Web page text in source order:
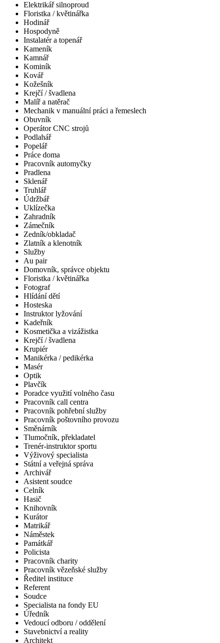
Elektrikář silnoproud
Floristka / květinářka
Hodinář
Hospodyně
Instalatér a topenář
Kameník
Kamnář
Kominík
Kovář
Kožešník
Krejčí / švadlena
Malíř a natěrač
Mechanik v manuální práci a řemeslech
Obuvník
Operátor CNC strojů
Podlahář
Popelář
Práce doma
Pracovník automyčky
Pradlena
Sklenář
Truhlář
Údržbář
Uklízečka
Zahradník
Zámečník
Zedník/obkladač
Zlatník a klenotník
Služby
Au pair
Domovník, správce objektu
Floristka / květinářka
Fotograf
Hlídání dětí
Hosteska
Instruktor lyžování
Kadeřník
Kosmetička a vizážistka
Krejčí / švadlena
Krupiér
Manikérka / pedikérka
Masér
Optik
Plavčík
Poradce využití volného času
Pracovník call centra
Pracovník pohřební služby
Pracovník poštovního provozu
Směnárník
Tlumočník, překladatel
Trenér-instruktor sportu
Výživový specialista
Státní a veřejná správa
Archivář
Asistent soudce
Celník
Hasič
Knihovník
Kurátor
Matrikář
Náměstek
Památkář
Policista
Pracovník charity
Pracovník vězeňské služby
Ředitel instituce
Referent
Soudce
Specialista na fondy EU
Úředník
Vedoucí odboru / oddělení
Stavebnictví a reality
Architekt